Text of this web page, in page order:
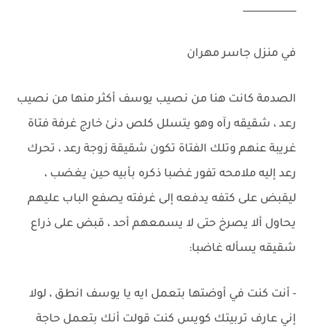
___________
في منزل جاسر مهران
الصدمة كانت هنا من نصيب يوسف أكثر منها من نصيب
رعد ، شقيقه رآه وهو يتسلل كلص دنئ خارج غرفة فتاة
غريبة عنهم وتلك الفتاة تكون شقيقة زوجة رعد ، تحرك
رعد إليه ملامحه تفور غضبا ذكره بأبيه حين يغضب ،
ليقبض على كتفه يدفعه إلى غرفته يصفع الباب عليهم
يحاول ألا يصرخ حتى لا يسمعهم أحد ، قبض على ذراع
شقيقه يسأله غاضبا:
- أنت كنت في أوضتها بتعمل ايه يا يوسف انطق ، لولا
إني عارف تربيتك كويس كنت قولت أنك بتعمل حاجة